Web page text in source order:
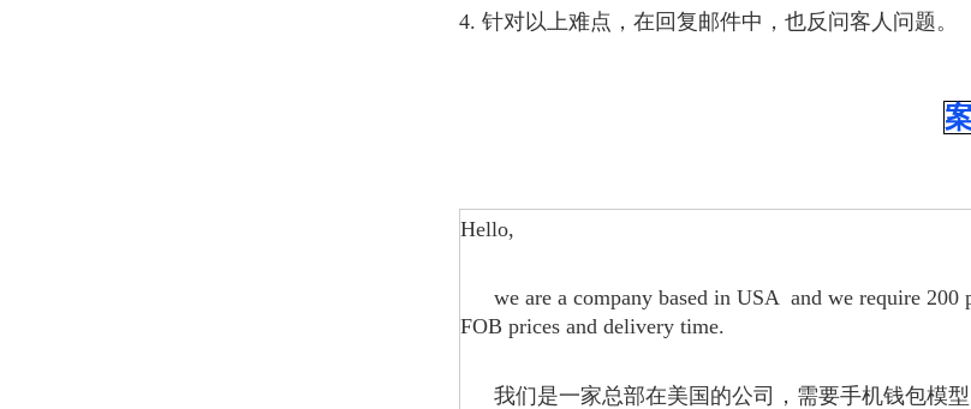
4. 针对以上难点，在回复邮件中，也反问客人问题。
Hello,
we are a company based in USA and we require
FOB prices and delivery time.
我们是一家总部在美国的公司，需要手机钱包模